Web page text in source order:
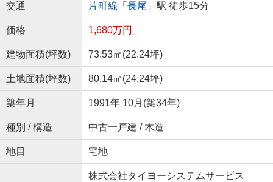
交通 片町線 「 長尾 」駅 徒歩15分
価格 1,680万円
建物面積(坪数) 73.53㎡(22.24坪)
土地面積(坪数) 80.14㎡(24.24坪)
築年月 1991年 10月(築34年)
種別 / 構造 中古一戸建 / 木造
地目 宅地
株式会社タイヨーシステムサービス